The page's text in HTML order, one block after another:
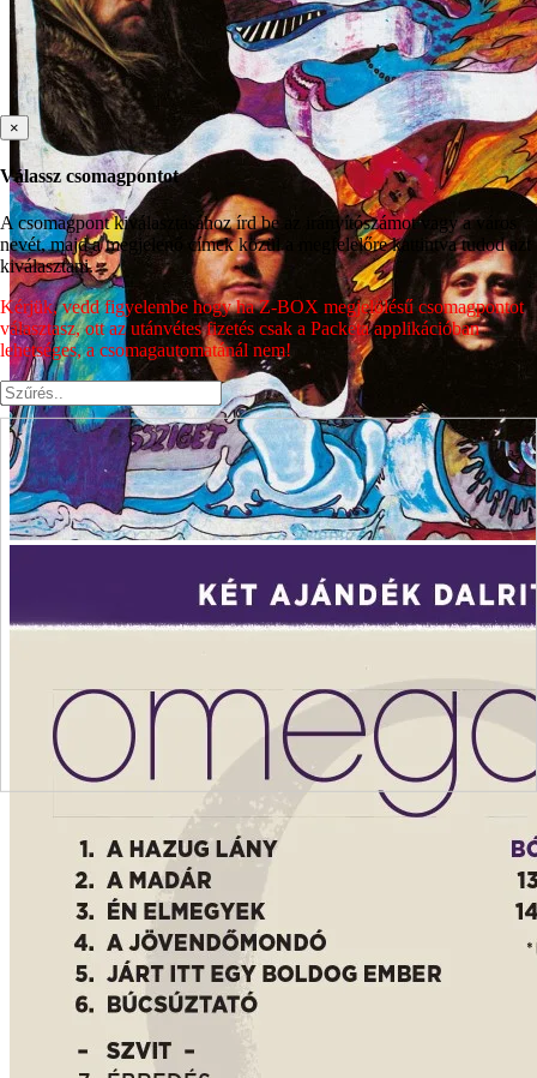
×
Válassz csomagpontot
A csomagpont kiválasztásához írd be az irányítószámot vagy a város
nevét, majd a megjelenő címek közül a megfelelőre kattintva tudod azt
kiválasztani.
Kérjük, vedd figyelembe hogy ha Z-BOX megjelölésű csomagpontot
választasz, ott az utánvétes fizetés csak a Packeta applikációban
lehetséges, a csomagautomatánál nem!